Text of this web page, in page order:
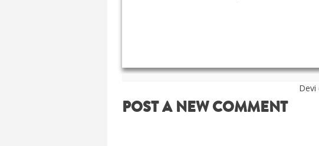
POST A NEW COMMENT
Devi